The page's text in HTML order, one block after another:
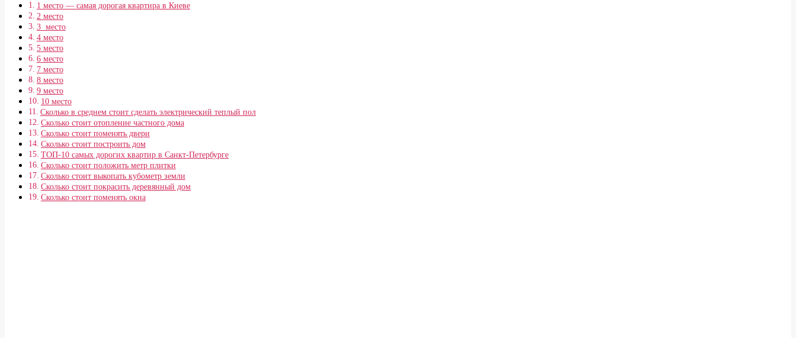
1 место — самая дорогая квартира в Киеве
2 место
3 место
4 место
5 место
6 место
7 место
8 место
9 место
10 место
Сколько в среднем стоит сделать электрический теплый пол
Сколько стоит отопление частного дома
Сколько стоит поменять двери
Сколько стоит построить дом
ТОП-10 самых дорогих квартир в Санкт-Петербурге
Сколько стоит положить метр плитки
Сколько стоит выкопать кубометр земли
Сколько стоит покрасить деревянный дом
Сколько стоит поменять окна